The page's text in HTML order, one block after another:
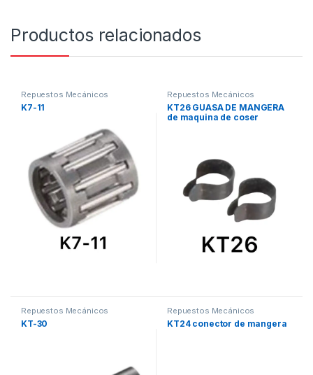
Productos relacionados
Repuestos Mecánicos
K7-11
Repuestos Mecánicos
KT26 GUASA DE MANGERA
de maquina de coser
Repuestos Mecánicos
KT-30
Repuestos Mecánicos
KT24 conector de mangera